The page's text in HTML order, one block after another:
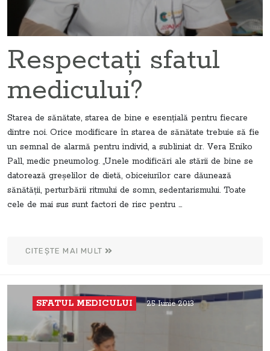
Respectaţi sfatul
medicului?
Starea de sănătate, starea de bine e esenţială pentru fiecare
dintre noi. Orice modificare în starea de sănătate trebuie să fie
un semnal de alarmă pentru individ, a subliniat dr. Vera Eniko
Pall, medic pneumolog. „Unele modificări ale stării de bine se
datorează greşelilor de dietă, obiceiurilor care dăunează
sănătăţii, perturbării ritmului de somn, sedentarismului. Toate
cele de mai sus sunt factori de risc pentru ...
CITEȘTE MAI MULT
SFATUL MEDICULUI 25 Iunie 2013